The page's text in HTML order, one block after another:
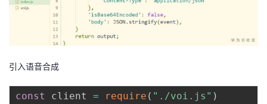
引入语音合成
const client = require ( "./voi.js" )